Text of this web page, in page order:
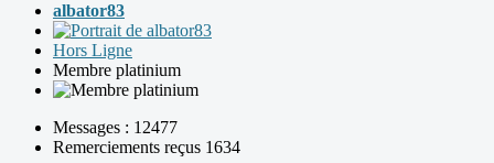
albator83
Hors Ligne
Membre platinium
Messages : 12477
Remerciements reçus 1634